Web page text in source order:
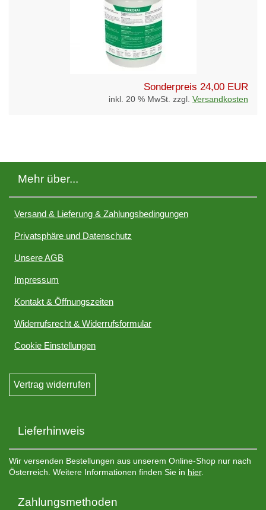
Sonderpreis 24,00 EUR
inkl. 20 % MwSt. zzgl. Versandkosten
Mehr über...
Versand & Lieferung & Zahlungsbedingungen
Privatsphäre und Datenschutz
Unsere AGB
Impressum
Kontakt & Öffnungszeiten
Widerrufsrecht & Widerrufsformular
Cookie Einstellungen
Vertrag widerrufen
Lieferhinweis
Wir versenden Bestellungen aus unserem Online-Shop nur nach
Österreich. Weitere Informationen finden Sie in hier.
Zahlungsmethoden